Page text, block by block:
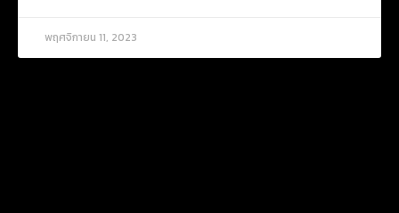
พฤศจิกายน 11, 2023